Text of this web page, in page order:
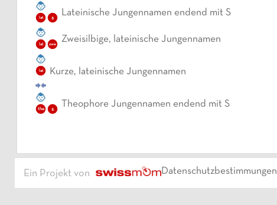
lat s Lateinische Jungennamen endend mit S
lat zwe Zweisilbige, lateinische Jungennamen
lat Kurze, lateinische Jungennamen
the s Theophore Jungennamen endend mit S
Ein Projekt von Datenschutzbestimmungen